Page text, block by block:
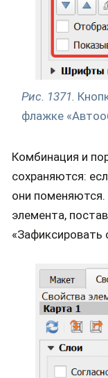
Рис. 1371.
флажке
Комбинация и
сохраняются:
они поменяются.
элемента,
«Зафиксировать